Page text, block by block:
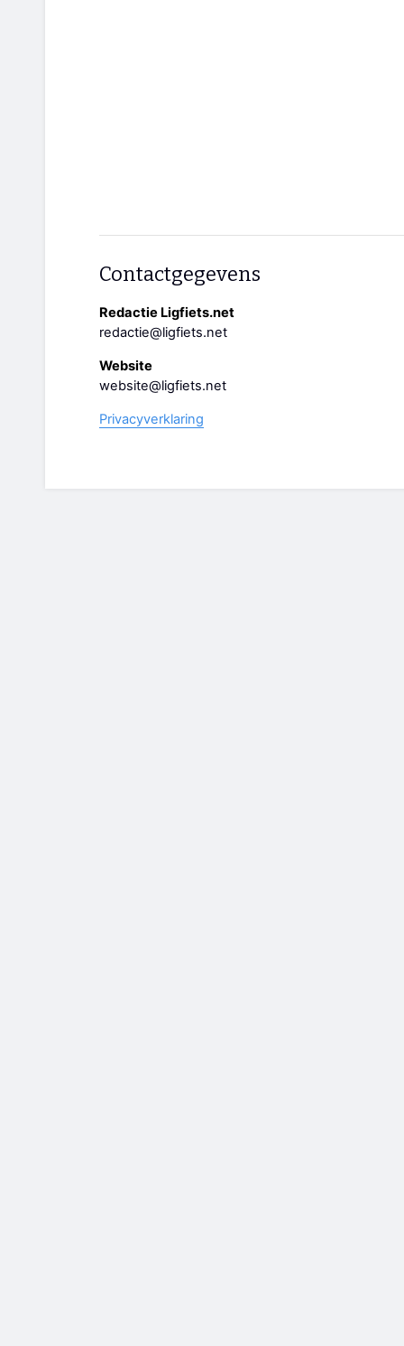
Contactgegevens
Redactie Ligfiets.net
redactie@ligfiets.net
Website
website@ligfiets.net
Privacyverklaring